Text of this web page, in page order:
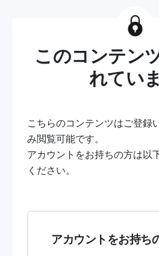
このコンテン
れてい
こちらのコンテンツはご登録
み閲覧可能です。
アカウントをお持ちの方は以
ください。
アカウントをお持ち